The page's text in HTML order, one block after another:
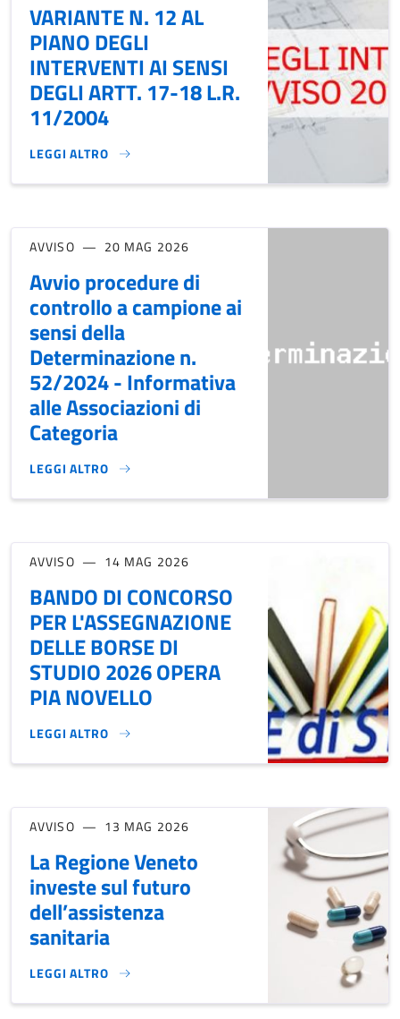
VARIANTE N. 12 AL
PIANO DEGLI
INTERVENTI AI SENSI
DEGLI ARTT. 17-18 L.R.
11/2004
LEGGI ALTRO
VARIANTE N. 12 AL PIANO DEGLI INTERVENTI AI SENSI
AVVISO 20 MAG 2026
Avvio procedure di
controllo a campione ai
sensi della
Determinazione n.
52/2024 - Informativa
alle Associazioni di
Categoria
LEGGI ALTRO
AVVIO PROCEDURE DI CONTROLLO A CAMPIONE AI SENSI
AVVISO 14 MAG 2026
BANDO DI CONCORSO
PER L'ASSEGNAZIONE
DELLE BORSE DI
STUDIO 2026 OPERA
PIA NOVELLO
LEGGI ALTRO
BANDO DI CONCORSO PER L'ASSEGNAZIONE DELLE
AVVISO 13 MAG 2026
La Regione Veneto
investe sul futuro
dell’assistenza
sanitaria
LEGGI ALTRO
LA REGIONE VENETO INVESTE SUL FUTURO